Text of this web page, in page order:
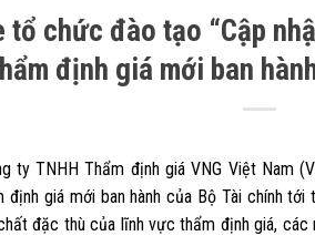
tổ chức đào tạo “Cập
định giá mới ban
ty TNHH Thẩm định giá VNG Việt Nam
giá mới ban hành của Bộ Tài chính
đặc thù của lĩnh vực thẩm định giá,